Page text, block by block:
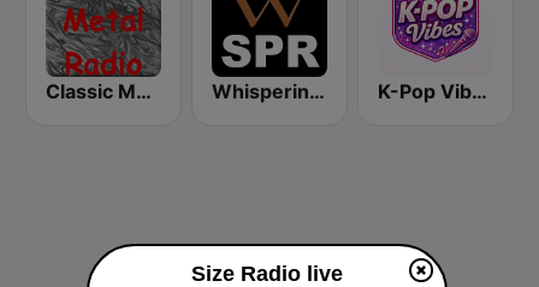
Classic Metal Radio Whisperings: Solo Piano Radio K-Pop Vibes
Size Radio live